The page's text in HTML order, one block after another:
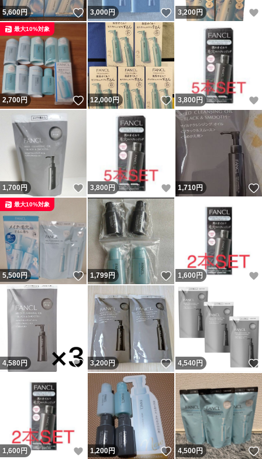
5,600円 いいね！
3,000円 いいね！
3,200円
2,700円 いいね！
最大10%対象
12,000円 いいね！
3,800 円
1,700円 いいね！
3,800 円 いいね！
1,710円
5,500円 いいね！
最大10%対象
1,799円 いいね！
1,600 円
4,580円 いいね！
3,200円 いいね！
4,540 円
1,600 円 いいね！
1,200円 いいね！
4,500円